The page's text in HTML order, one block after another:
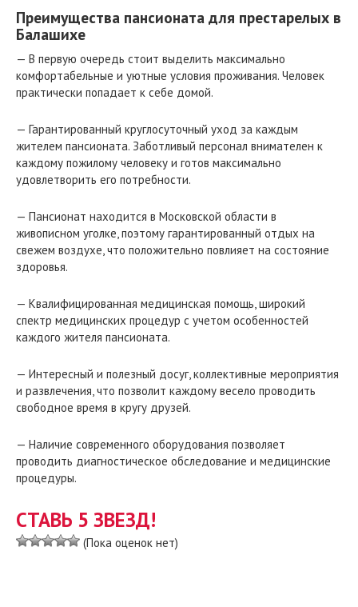
Преимущества пансионата для престарелых в
Балашихе
— В первую очередь стоит выделить максимально
комфортабельные и уютные условия проживания. Человек
практически попадает к себе домой.
— Гарантированный круглосуточный уход за каждым
жителем пансионата. Заботливый персонал внимателен к
каждому пожилому человеку и готов максимально
удовлетворить его потребности.
— Пансионат находится в Московской области в
живописном уголке, поэтому гарантированный отдых на
свежем воздухе, что положительно повлияет на состояние
здоровья.
— Квалифицированная медицинская помощь, широкий
спектр медицинских процедур с учетом особенностей
каждого жителя пансионата.
— Интересный и полезный досуг, коллективные мероприятия
и развлечения, что позволит каждому весело проводить
свободное время в кругу друзей.
— Наличие современного оборудования позволяет
проводить диагностическое обследование и медицинские
процедуры.
СТАВЬ 5 ЗВЕЗД!
(Пока оценок нет)